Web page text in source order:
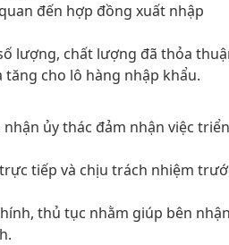
đến hợp đồng xuất nhập
lượng, chất lượng đã thỏa
cho lô hàng nhập khẩu.
ủy thác đảm nhận việc triển
tiếp và chịu trách nhiệm
thủ tục nhằm giúp bên nhận